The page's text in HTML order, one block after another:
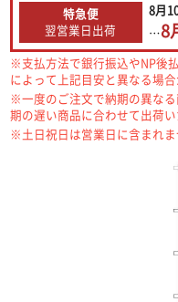
特急便
翌営業日出荷
8月
…8
※支払方法で銀行振込やNP後
によって上記目安と異なる場合
※一度のご注文で納期の異な
期の遅い商品に合わせて出荷い
※土日祝日は営業日に含まれま